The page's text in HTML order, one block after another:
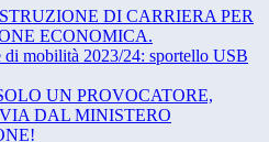
DI CARRIERA PER
ECONOMICA.
di mobilità 2023/24: sportello USB
UN PROVOCATORE,
DAL MINISTERO